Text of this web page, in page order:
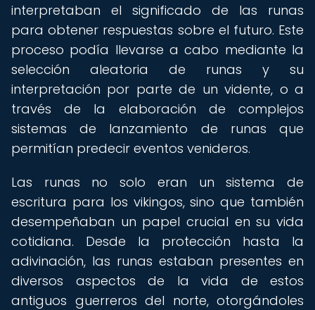
interpretaban el significado de las runas
para obtener respuestas sobre el futuro. Este
proceso podía llevarse a cabo mediante la
selección aleatoria de runas y su
interpretación por parte de un vidente, o a
través de la elaboración de complejos
sistemas de lanzamiento de runas que
permitían predecir eventos venideros.
Las runas no solo eran un sistema de
escritura para los vikingos, sino que también
desempeñaban un papel crucial en su vida
cotidiana. Desde la protección hasta la
adivinación, las runas estaban presentes en
diversos aspectos de la vida de estos
antiguos guerreros del norte, otorgándoles